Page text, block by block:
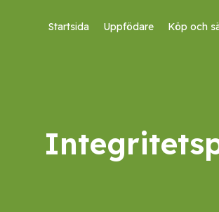
Startsida Uppfödare Köp och